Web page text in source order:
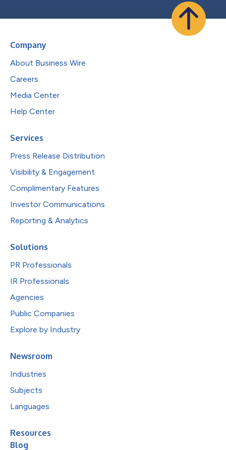
Company
About Business Wire
Careers
Media Center
Help Center
Services
Press Release Distribution
Visibility & Engagement
Complimentary Features
Investor Communications
Reporting & Analytics
Solutions
PR Professionals
IR Professionals
Agencies
Public Companies
Explore by Industry
Newsroom
Industries
Subjects
Languages
Resources
Blog